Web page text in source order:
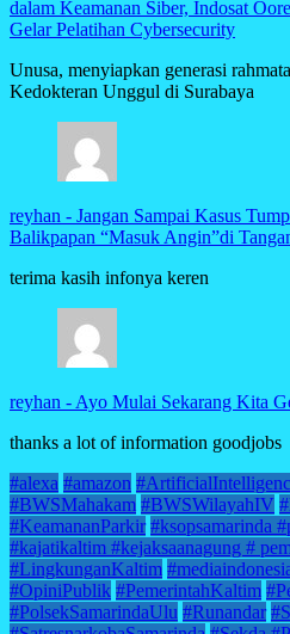
dalam Keamanan Siber, Indosat
Gelar Pelatihan Cybersecurity
Unusa, menyiapkan generasi
Kedokteran Unggul di Surabaya
reyhan - Jangan Sampai Kasus
Balikpapan “Masuk Angin”di
terima kasih infonya keren
reyhan - Ayo Mulai Sekarang Kita
thanks a lot of information goodjobs
#alexa #amazon
#BWSMahakam #BWSWilayahIV
#KeamananParkir #ksopsamarinda
#kajatikaltim #kejaksaanagung #
#LingkunganKaltim
#OpiniPublik #PemerintahKaltim
#PolsekSamarindaUlu #Runandar